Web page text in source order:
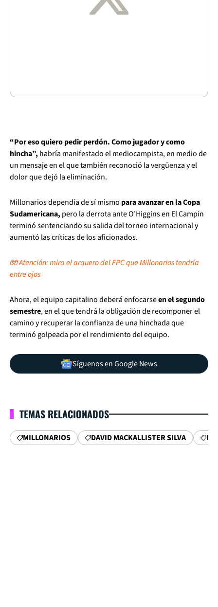
“Por eso quiero pedir perdón. Como jugador y como
hincha”, habría manifestado el mediocampista, en medio de
un mensaje en el que también reconoció la vergüenza y el
dolor que dejó la eliminación.
Millonarios dependía de sí mismo para avanzar en la Copa
Sudamericana, pero la derrota ante O’Higgins en El Campín
terminó sentenciando su salida del torneo internacional y
aumentó las críticas de los aficionados.
🧤 Atención: mira el arquero del FPC que Millonarios tendría
entre ojos
Ahora, el equipo capitalino deberá enfocarseen el segundo
semestre, en el que tendrá la obligación de recomponer el
camino y recuperar la confianza de una hinchada que
terminó golpeada por el rendimiento del equipo.
Síguenos en Google News
TEMAS RELACIONADOS
MILLONARIOS DAVID MACKALLISTER SILVA